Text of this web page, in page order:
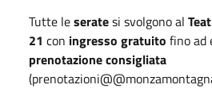
Tutte leseratesi svolgono al
21 con ingresso gratuito fino ad
prenotazione consigliata